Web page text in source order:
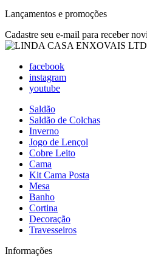
Lançamentos e promoções
Cadastre seu e-mail para receber
facebook
instagram
youtube
Saldão
Saldão de Colchas
Inverno
Jogo de Lençol
Cobre Leito
Cama
Kit Cama Posta
Mesa
Banho
Cortina
Decoração
Travesseiros
Informações